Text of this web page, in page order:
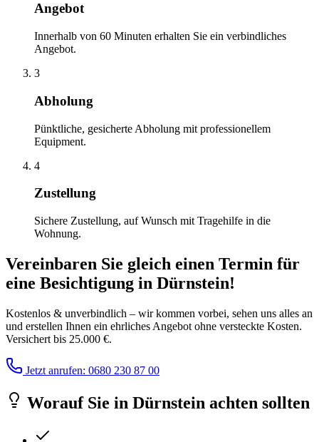
Angebot
Innerhalb von 60 Minuten erhalten Sie ein verbindliches
Angebot.
3
Abholung
Pünktliche, gesicherte Abholung mit professionellem
Equipment.
4
Zustellung
Sichere Zustellung, auf Wunsch mit Tragehilfe in die
Wohnung.
Vereinbaren Sie gleich einen Termin für
eine Besichtigung in Dürnstein!
Kostenlos & unverbindlich – wir kommen vorbei, sehen uns alles an
und erstellen Ihnen ein ehrliches Angebot ohne versteckte Kosten.
Versichert bis 25.000 €.
Jetzt anrufen: 0680 230 87 00
Worauf Sie in Dürnstein achten sollten